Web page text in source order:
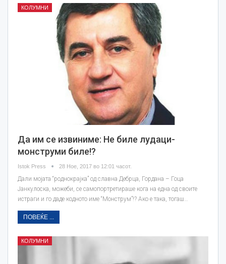
КОЛУМНИ
Да им се извиниме: Не биле лудаци-
монструми биле!?
Istok Press 28 Ное, 2017 во 12:01 часот.
Дали мојата “роднокрајка” од славна Дебрца, Гордана – Гоца
Јанкулоска, можеби, се самопoртретираше кога на една од своите
истраги и го даде кодното име “Монструм”!? Ако е така, тогаш…
ПОВЕЌЕ ...
КОЛУМНИ